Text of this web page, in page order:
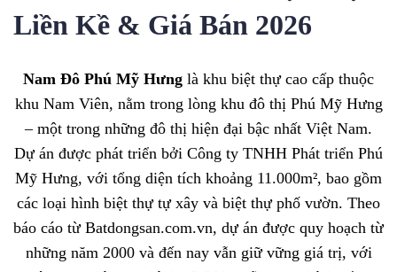
Liền Kề & Giá Bán 2026
Nam Đô Phú Mỹ Hưng là khu biệt thự cao cấp thuộc
khu Nam Viên, nằm trong lòng khu đô thị Phú Mỹ Hưng
– một trong những đô thị hiện đại bậc nhất Việt Nam.
Dự án được phát triển bởi Công ty TNHH Phát triển Phú
Mỹ Hưng, với tổng diện tích khoảng 11.000m², bao gồm
các loại hình biệt thự tự xây và biệt thự phố vườn. Theo
báo cáo từ Batdongsan.com.vn, dự án được quy hoạch từ
những năm 2000 và đến nay vẫn giữ vững giá trị, với